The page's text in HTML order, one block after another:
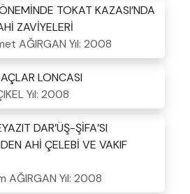
TOKAT KAZASI’NDA
ZAVİYELERİ
AĞIRGAN Yıl: 2008
LONCASI
Yıl: 2008
DAR’ÜŞ-ŞİFA’SI
AHİ ÇELEBİ VE VAKIF
AĞIRGAN Yıl: 2008